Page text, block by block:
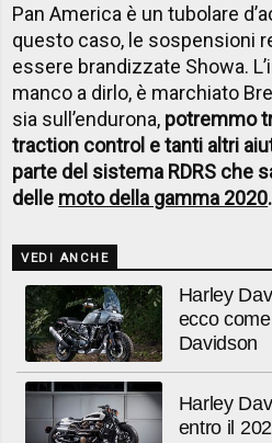
Pan America è un tubolare
questo caso, le sospensioni
essere brandizzate Showa.
manco a dirlo, è marchiato
sia sull’endurona, potremmo
traction control e tanti altri
parte del sistema RDRS che
delle moto della gamma 2020.
VEDI ANCHE
Harley
ecco
Davidson
Harley
entro il